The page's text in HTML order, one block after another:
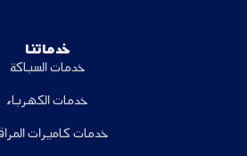
خدماتنا
خدمات السباكة
خدمات الكهرباء
خدمات كاميرات المراقبة